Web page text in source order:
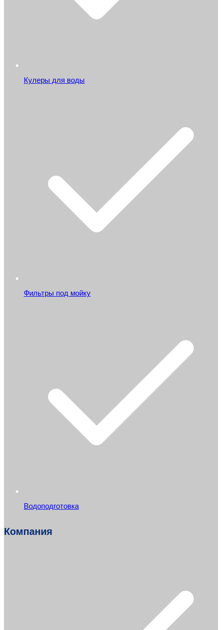
Кулеры для воды
Фильтры под мойку
Водоподготовка
Компания